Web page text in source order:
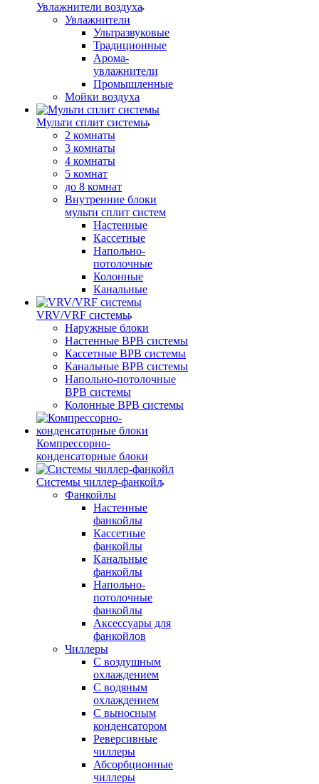
Увлажнители воздуха
Увлажнители
Ультразвуковые
Традиционные
Арома-
увлажнители
Промышленные
Мойки воздуха
Мульти сплит системы
2 комнаты
3 комнаты
4 комнаты
5 комнат
до 8 комнат
Внутренние блоки
мульти сплит систем
Настенные
Кассетные
Напольно-
потолочные
Колонные
Канальные
VRV/VRF системы
Наружные блоки
Настенные ВРВ системы
Кассетные ВРВ системы
Канальные ВРВ системы
Напольно-потолочные
ВРВ системы
Колонные ВРВ системы
Компрессорно-
конденсаторные блоки
Системы чиллер-фанкойл
Фанкойлы
Настенные
фанкойлы
Кассетные
фанкойлы
Канальные
фанкойлы
Напольно-
потолочные
фанкойлы
Аксессуары для
фанкойлов
Чиллеры
С воздушным
охлаждением
С водяным
охлаждением
С выносным
конденсатором
Реверсивные
чиллеры
Абсорбционные
чиллеры